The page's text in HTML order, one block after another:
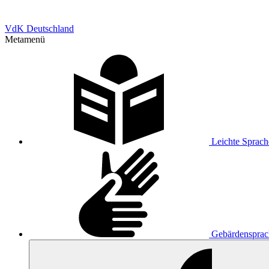
VdK Deutschland
Metamenü
Leichte